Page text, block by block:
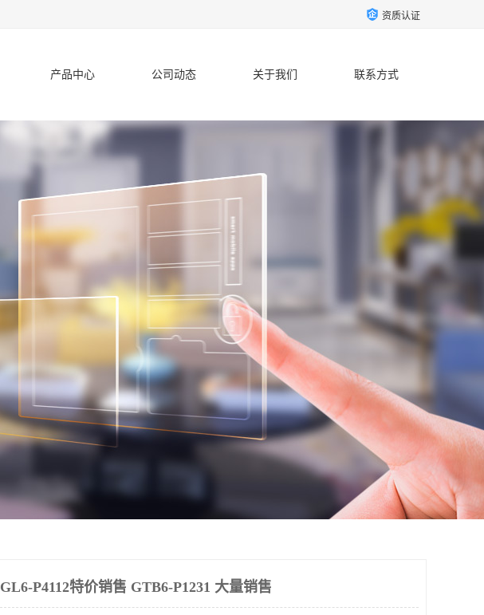
资质认证
产品中心 公司动态 关于我们 联系方式
GL6-P4112特价销售 GTB6-P1231 大量销售